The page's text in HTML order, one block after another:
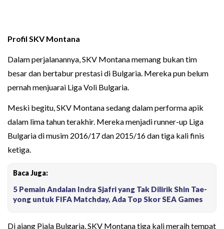
Profil SKV Montana
Dalam perjalanannya, SKV Montana memang bukan tim
besar dan bertabur prestasi di Bulgaria. Mereka pun belum
pernah menjuarai Liga Voli Bulgaria.
Meski begitu, SKV Montana sedang dalam performa apik
dalam lima tahun terakhir. Mereka menjadi runner-up Liga
Bulgaria di musim 2016/17 dan 2015/16 dan tiga kali finis
ketiga.
Baca Juga:
5 Pemain Andalan Indra Sjafri yang Tak Dilirik Shin Tae-
yong untuk FIFA Matchday, Ada Top Skor SEA Games
Di ajang Piala Bulgaria, SKV Montana tiga kali meraih tempat